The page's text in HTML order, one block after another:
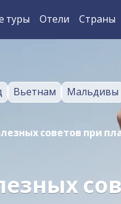
туры Отели Страны
Вьетнам Мальдивы
советов при